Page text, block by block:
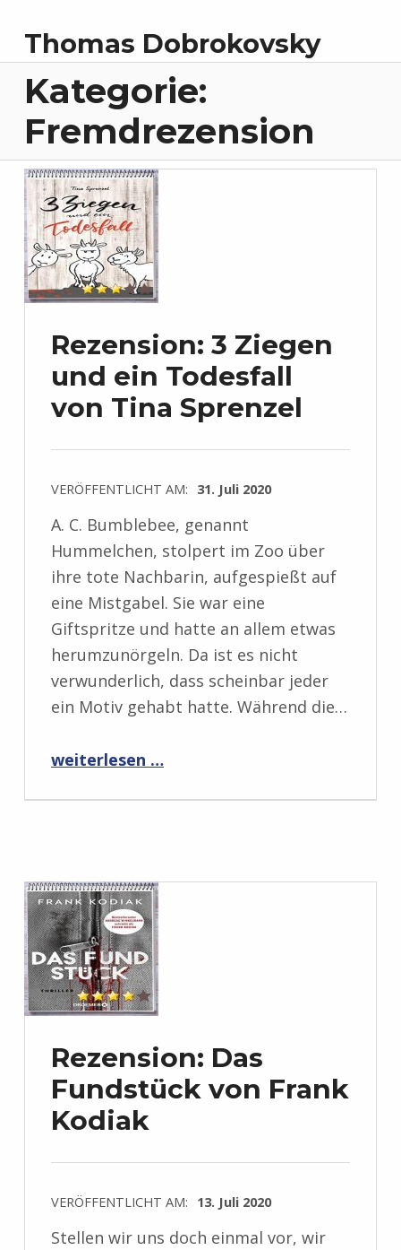
Thomas Dobrokovsky
Kategorie:
Fremdrezension
Rezension: 3 Ziegen
und ein Todesfall
von Tina Sprenzel
VERÖFFENTLICHT AM: 31. Juli 2020
A. C. Bumblebee, genannt
Hummelchen, stolpert im Zoo über
ihre tote Nachbarin, aufgespießt auf
eine Mistgabel. Sie war eine
Giftspritze und hatte an allem etwas
herumzunörgeln. Da ist es nicht
verwunderlich, dass scheinbar jeder
ein Motiv gehabt hatte. Während die…
“Rezension: 3 Ziegen und ein Todesfall von Tina Sprenzel”
weiterlesen …
Rezension: Das
Fundstück von Frank
Kodiak
VERÖFFENTLICHT AM: 13. Juli 2020
Stellen wir uns doch einmal vor, wir